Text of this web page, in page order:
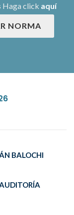
Haga click aquí
NORMA
BALOCHI